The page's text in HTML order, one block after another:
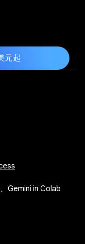
元起
Gemini in Colab